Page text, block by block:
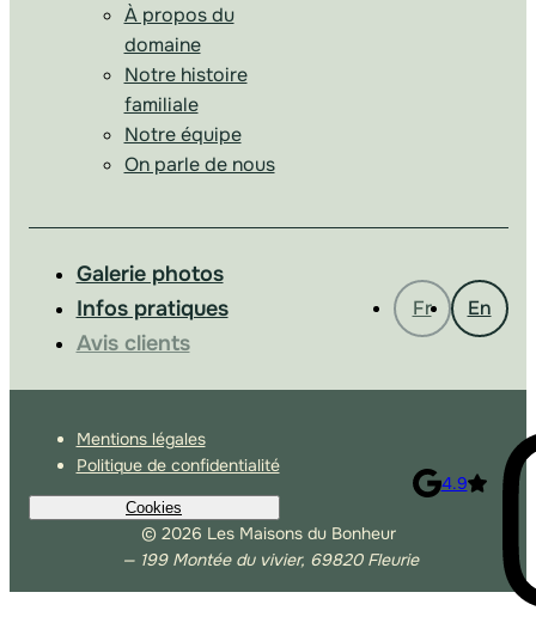
À propos du
domaine
Notre histoire
familiale
Notre équipe
On parle de nous
Galerie photos
Infos pratiques
Avis clients
Fr En
© 2026 Les Maisons du Bonheur
— 199 Montée du vivier, 69820 Fleurie
Mentions légales
Politique de confidentialité
Cookies
4.9